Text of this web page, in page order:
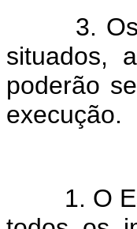
3. Os
situados,
poderão
execução.
1. O